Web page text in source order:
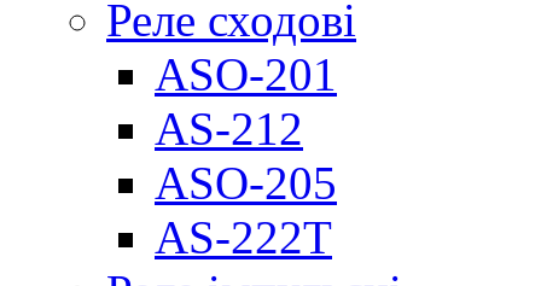
Реле сходові
ASO-201
AS-212
ASO-205
AS-222T